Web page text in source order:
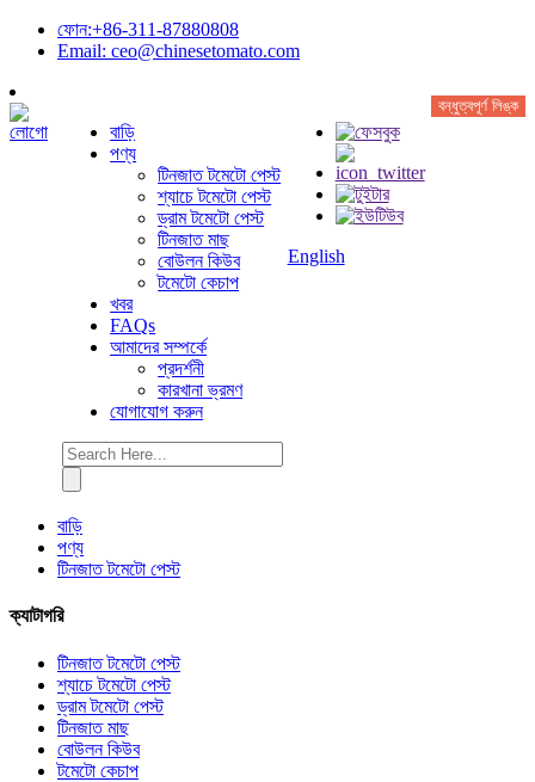
ফোন:+86-311-87880808
Email: ceo@chinesetomato.com
বন্ধুত্বপূর্ণ লিঙ্ক
বাড়ি
পণ্য
টিনজাত টমেটো পেস্ট
শ্যাচে টমেটো পেস্ট
ড্রাম টমেটো পেস্ট
টিনজাত মাছ
বোউলন কিউব
টমেটো কেচাপ
খবর
FAQs
আমাদের সম্পর্কে
প্রদর্শনী
কারখানা ভ্রমণ
যোগাযোগ করুন
English
বাড়ি
পণ্য
টিনজাত টমেটো পেস্ট
ক্যাটাগরি
টিনজাত টমেটো পেস্ট
শ্যাচে টমেটো পেস্ট
ড্রাম টমেটো পেস্ট
টিনজাত মাছ
বোউলন কিউব
টমেটো কেচাপ